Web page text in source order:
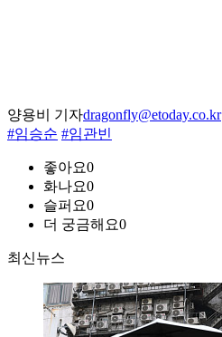
양용비 기자dragonfly@etoday.co.kr
#임승순 #임관빈
좋아요0
화나요0
슬퍼요0
더 궁금해요0
최신뉴스